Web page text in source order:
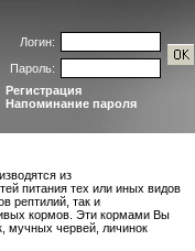
Логин:
Пароль:
Регистрация
Напоминание пароля
из
питания тех или иных видов
рептилий, так и
кормов. Эти кормами Вы
мучных червей, личинок